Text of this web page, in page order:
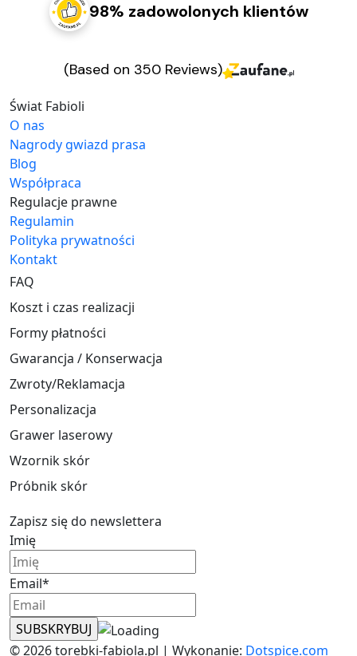
98% zadowolonych klientów
(Based on 350 Reviews)
Świat Fabioli
O nas
Nagrody gwiazd prasa
Blog
Współpraca
Regulacje prawne
Regulamin
Polityka prywatności
Kontakt
FAQ
Koszt i czas realizacji
Formy płatności
Gwarancja / Konserwacja
Zwroty/Reklamacja
Personalizacja
Grawer laserowy
Wzornik skór
Próbnik skór
Zapisz się do newslettera
Imię
Email*
© 2026 torebki-fabiola.pl | Wykonanie: Dotspice.com